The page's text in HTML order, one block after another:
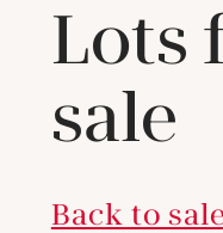
Lots
sale
Back to